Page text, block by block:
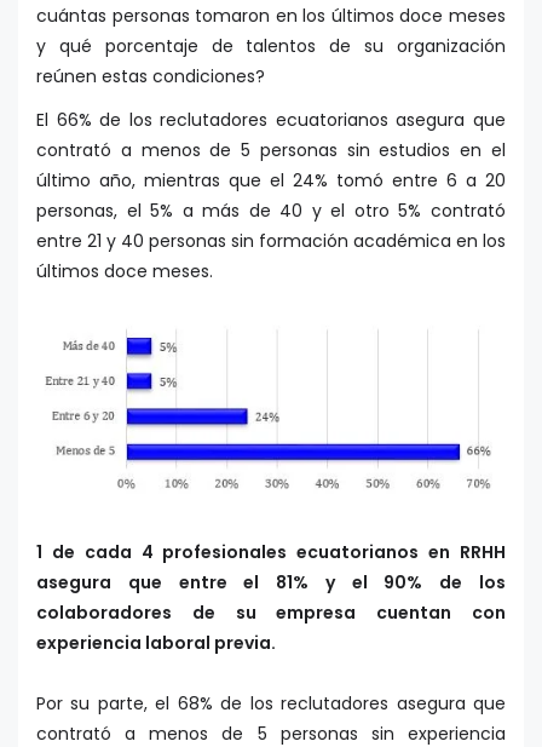
cuántas personas tomaron en los últimos doce meses
y qué porcentaje de talentos de su organización
reúnen estas condiciones?
El 66% de los reclutadores ecuatorianos asegura que
contrató a menos de 5 personas sin estudios en el
último año, mientras que el 24% tomó entre 6 a 20
personas, el 5% a más de 40 y el otro 5% contrató
entre 21 y 40 personas sin formación académica en los
últimos doce meses.
1 de cada 4 profesionales ecuatorianos en RRHH
asegura que entre el 81% y el 90% de los
colaboradores de su empresa cuentan con
experiencia laboral previa.
Por su parte, el 68% de los reclutadores asegura que
contrató a menos de 5 personas sin experiencia